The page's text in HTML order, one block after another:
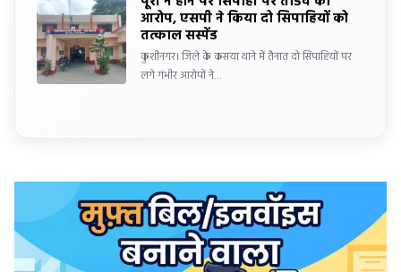
आरोप, एसपी ने किया दो सिपाहियों को
तत्काल सस्पेंड
कुशीनगर। जिले के कसया थाने में तैनात दो सिपाहियों पर
लगे गंभीर आरोपों ने…